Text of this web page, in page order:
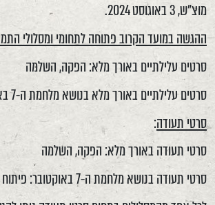
מוצ"ש, 3 באוגוסט 2024.
ההגשה במועד הקרוב פתוחה לתחומי ומסלולי
סרטים עלילתיים באורך מלא: הפקה, השלמה
סרטים עלילתיים באורך מלא בנושא מלחמת ה-7 באוקטובר: פיתוח
סרטי תעודה:
סרטי תעודה באורך מלא: הפקה, השלמה
סרטי תעודה בנושא מלחמת ה-7 באוקטובר: פיתוח